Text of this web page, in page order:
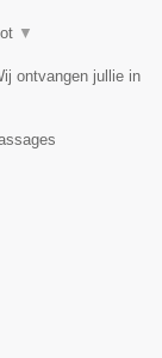
▼
ontvangen jullie in